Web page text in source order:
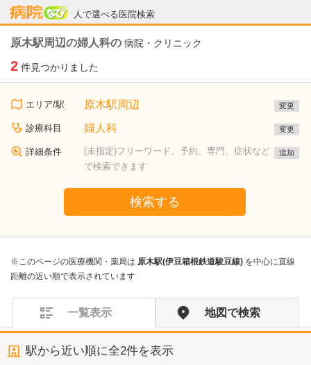
人で選べる医院検索
病院なび
原木駅周辺の婦人科の 病院・クリニック
2 件見つかりました
エリア/駅 原木駅周辺 変更
診療科目 婦人科 変更
詳細条件
(未指定)フリーワード、予約、専門、症状など
で検索できます
追加
検索する
※このページの医療機関・薬局は 原木駅(伊豆箱根鉄道駿豆線) を中心に直線
距離の近い順で表示されています
一覧表示 地図で検索
駅から近い順に全2件を表示